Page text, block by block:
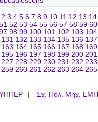
2 3 4 5 6 7 8 9 10 11 12 13 14
51 52 53 54 55 56 57 58 59 60
97 98 99 100 101 102 103 104
131 132 133 134 135 136 137
163 164 165 166 167 168 169
195 196 197 198 199 200 201
227 228 229 230 231 232 233
259 260 261 262 263 264 265
Σχ. Πολ. Μηχ. ΕΜΠ